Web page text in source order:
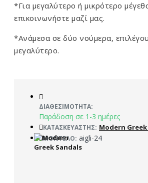
*Για μεγαλύτερο ή μικρότερο
επικοινωνήστε μαζί μας.
*Ανάμεσα σε δύο νούμερα,
μεγαλύτερο.
ΔΙΑΘΕΣΙΜΌΤΗΤΑ:
Παράδοση σε 1-3 ημέρες
ΚΑΤΑΣΚΕΥΑΣΤΉΣ: Modern
ΜΟΝΤΈΛΟ: aigli-24